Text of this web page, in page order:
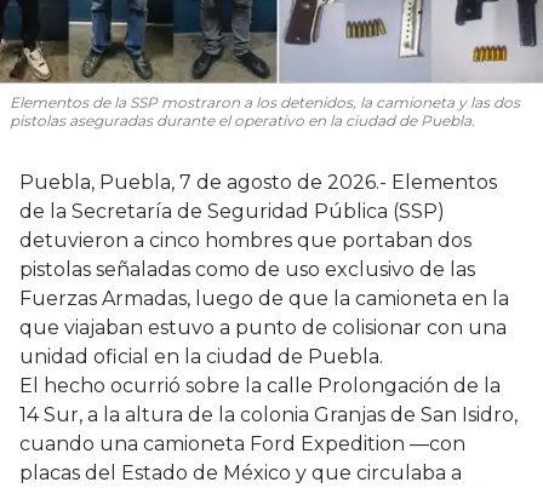
Elementos de la SSP mostraron a los detenidos, la camioneta y las dos
pistolas aseguradas durante el operativo en la ciudad de Puebla.
Puebla, Puebla, 7 de agosto de 2026.- Elementos
de la Secretaría de Seguridad Pública (SSP)
detuvieron a cinco hombres que portaban dos
pistolas señaladas como de uso exclusivo de las
Fuerzas Armadas, luego de que la camioneta en la
que viajaban estuvo a punto de colisionar con una
unidad oficial en la ciudad de Puebla.
El hecho ocurrió sobre la calle Prolongación de la
14 Sur, a la altura de la colonia Granjas de San Isidro,
cuando una camioneta Ford Expedition —con
placas del Estado de México y que circulaba a